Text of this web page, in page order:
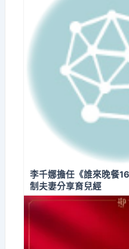
李千娜擔任《誰來晚餐
制夫妻分享育兒經